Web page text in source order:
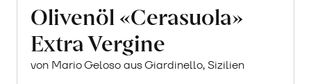
Olivenöl «Cerasuola»
Extra Vergine
von Mario Geloso aus Giardinello, Sizilien